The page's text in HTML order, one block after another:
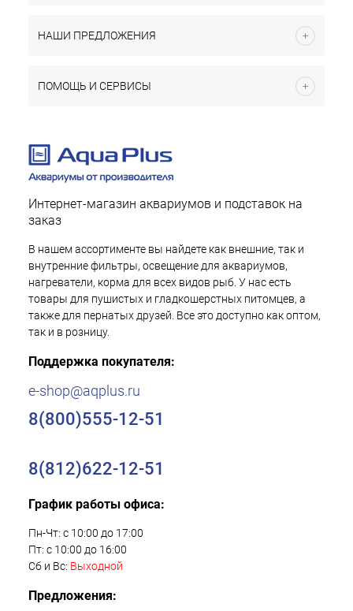
НАШИ ПРЕДЛОЖЕНИЯ
ПОМОЩЬ И СЕРВИСЫ
Интернет-магазин аквариумов и подставок на
заказ
В нашем ассортименте вы найдете как внешние, так и
внутренние фильтры, освещение для аквариумов,
нагреватели, корма для всех видов рыб. У нас есть
товары для пушистых и гладкошерстных питомцев, а
также для пернатых друзей. Все это доступно как оптом,
так и в розницу.
Поддержка покупателя:
e-shop@aqplus.ru
8(800)555-12-51
8(812)622-12-51
График работы офиса:
Пн-Чт: с 10:00 до 17:00
Пт: с 10:00 до 16:00
Сб и Вс: Выходной
Предложения: